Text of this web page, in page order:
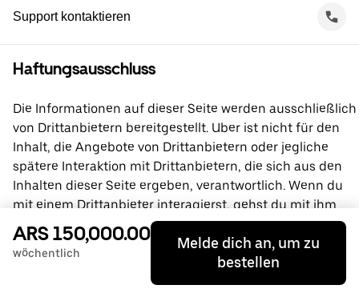
Support kontaktieren
Haftungsausschluss
Die Informationen auf dieser Seite werden ausschließlich
von Drittanbietern bereitgestellt. Uber ist nicht für den
Inhalt, die Angebote von Drittanbietern oder jegliche
spätere Interaktion mit Drittanbietern, die sich aus den
Inhalten dieser Seite ergeben, verantwortlich. Wenn du
mit einem Drittanbieter interagierst, gehst du mit ihm
direkt eine Vereinbarung ein, an der Uber nicht beteiligt
ist. Wende dich bei Fragen bitte direkt an den
Drittanbieter.
ARS 150,000.00
wöchentlich
Melde dich an, um zu
bestellen